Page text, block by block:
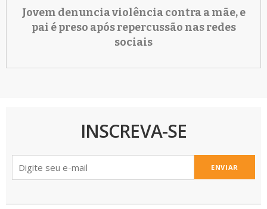
Jovem denuncia violência contra a mãe, e
pai é preso após repercussão nas redes
sociais
INSCREVA-SE
ENVIAR